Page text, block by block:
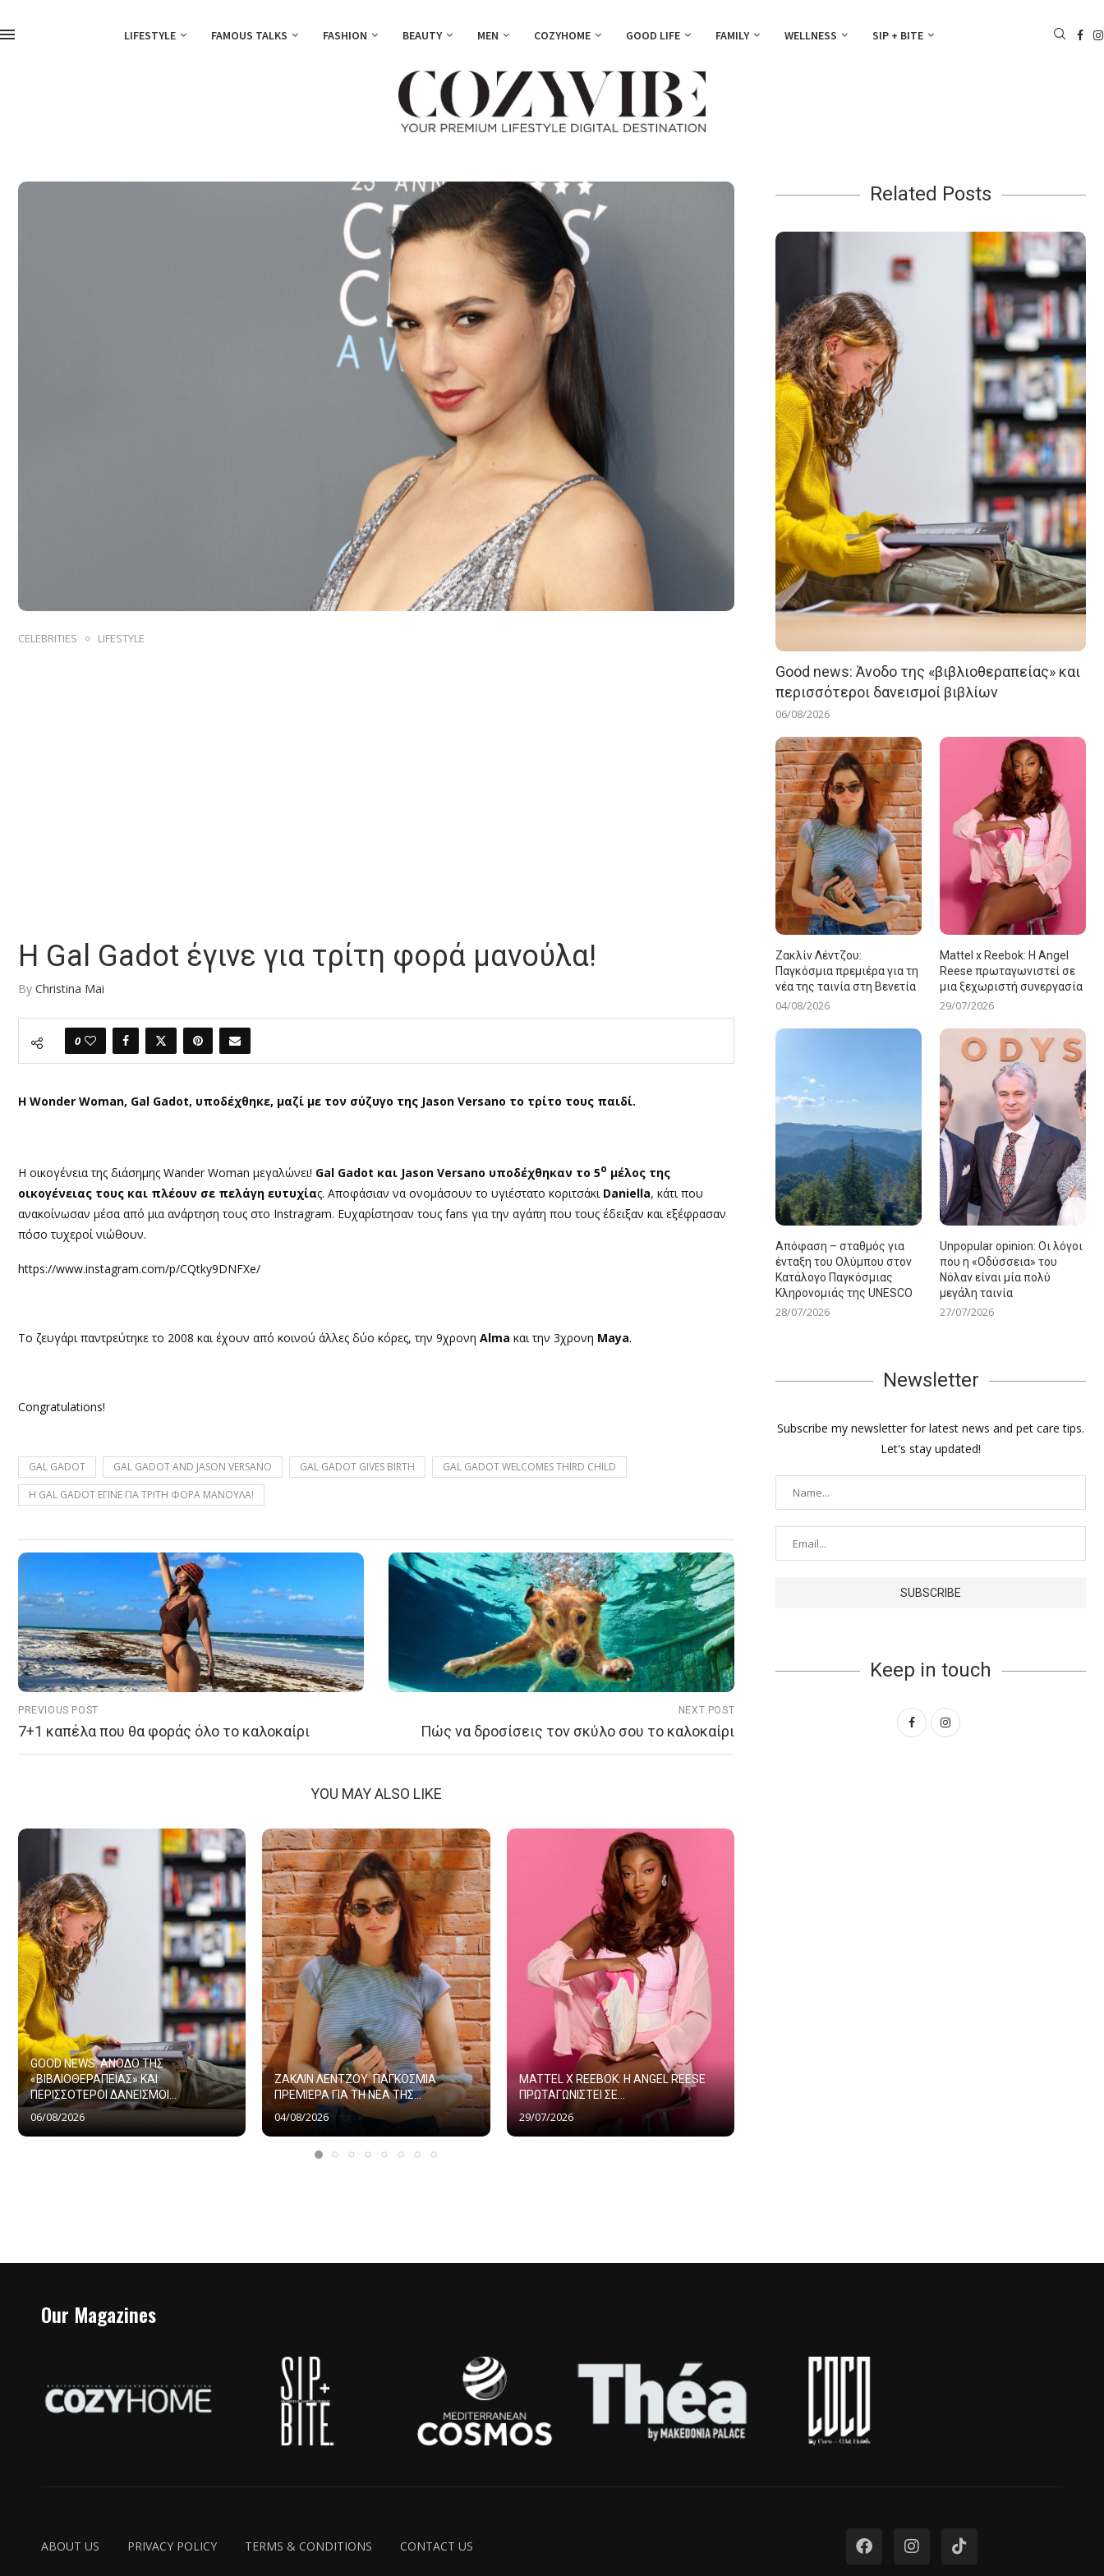
LIFESTYLE FAMOUS TALKS FASHION BEAUTY MEN COZYHOME GOOD LIFE FAMILY WELLNESS SIP + BITE
CELEBRITIES LIFESTYLE
Η Gal Gadot έγινε για τρίτη φορά μανούλα!
By Christina Mai
0
Η Wonder Woman, Gal Gadot, υποδέχθηκε, μαζί με τον σύζυγο της Jason Versano το τρίτο τους παιδί.
Η οικογένεια της διάσημης Wander Woman μεγαλώνει! Gal Gadot και Jason Versano υποδέχθηκαν το 5ο μέλος της
οικογένειας τους και πλέουν σε πελάγη ευτυχίας. Αποφάσιαν να ονομάσουν το υγιέστατο κοριτσάκι Daniella, κάτι που
ανακοίνωσαν μέσα από μια ανάρτηση τους στο Instragram. Ευχαρίστησαν τους fans για την αγάπη που τους έδειξαν και εξέφρασαν
πόσο τυχεροί νιώθουν.
https://www.instagram.com/p/CQtky9DNFXe/
Το ζευγάρι παντρεύτηκε το 2008 και έχουν από κοινού άλλες δύο κόρες, την 9χρονη Alma και την 3χρονη Maya.
Congratulations!
GAL GADOT GAL GADOT AND JASON VERSANO GAL GADOT GIVES BIRTH
GAL GADOT WELCOMES THIRD CHILD
Η GAL GADOT ΕΓΙΝΕ ΓΙΑ ΤΡΙΤΗ ΦΟΡΑ ΜΑΝΟΥΛΑ!
PREVIOUS POST
7+1 καπέλα που θα φοράς όλο το καλοκαίρι
NEXT POST
Πώς να δροσίσεις τον σκύλο σου το καλοκαίρι
YOU MAY ALSO LIKE
GOOD NEWS: ΑΝΟΔΟ ΤΗΣ
«ΒΙΒΛΙΟΘΕΡΑΠΕΙΑΣ» ΚΑΙ
ΠΕΡΙΣΣΟΤΕΡΟΙ ΔΑΝΕΙΣΜΟΙ...
06/08/2026
ΖΑΚΛΙΝ ΛΕΝΤΖΟΥ: ΠΑΓΚΟΣΜΙΑ
ΠΡΕΜΙΕΡΑ ΓΙΑ ΤΗ ΝΕΑ ΤΗΣ...
04/08/2026
MATTEL X REEBOK: Η ANGEL REESE
ΠΡΩΤΑΓΩΝΙΣΤΕΙ ΣΕ...
29/07/2026
Related Posts
Good news: Άνοδο της «βιβλιοθεραπείας» και
περισσότεροι δανεισμοί βιβλίων
06/08/2026
Ζακλίν Λέντζου:
Παγκόσμια πρεμιέρα για τη
νέα της ταινία στη Βενετία
04/08/2026
Mattel x Reebok: Η Angel
Reese πρωταγωνιστεί σε
μια ξεχωριστή συνεργασία
29/07/2026
Απόφαση – σταθμός για
ένταξη του Ολύμπου στον
Κατάλογο Παγκόσμιας
Κληρονομιάς της UNESCO
28/07/2026
Unpopular opinion: Οι λόγοι
που η «Οδύσσεια» του
Νόλαν είναι μία πολύ
μεγάλη ταινία
27/07/2026
Newsletter
Subscribe my newsletter for latest news and pet care tips.
Let's stay updated!
Keep in touch
Our Magazines
ABOUT US PRIVACY POLICY TERMS & CONDITIONS CONTACT US